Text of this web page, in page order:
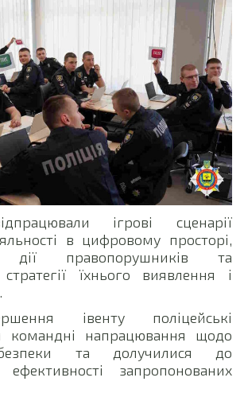
ігрові сценарії
в цифровому просторі,
дії правопорушників та
їхнього виявлення і
івенту поліцейські
командні напрацювання щодо
та долучилися до
ефективності запропонованих